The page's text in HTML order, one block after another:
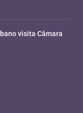
visita Câmara